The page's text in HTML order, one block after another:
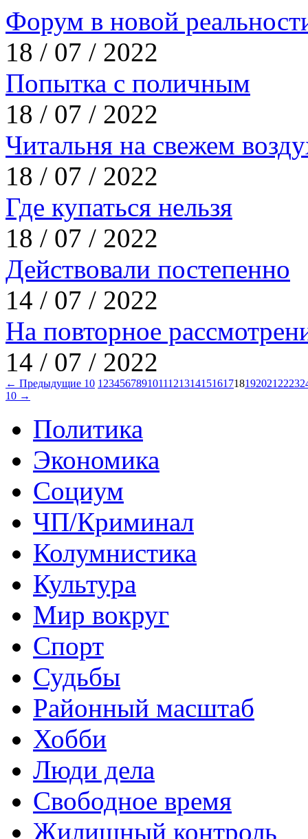
Форум в новой
18 / 07 / 2022
Попытка с поличным
18 / 07 / 2022
Читальня на свежем
18 / 07 / 2022
Где купаться нельзя
18 / 07 / 2022
Действовали постепенно
14 / 07 / 2022
На повторное
14 / 07 / 2022
← Предыдущие 10 1 23456789101112131415161718192021 2223
10 →
Политика
Экономика
Социум
ЧП/Криминал
Колумнистика
Культура
Мир вокруг
Спорт
Судьбы
Районный масштаб
Хобби
Люди дела
Свободное время
Жилищный контроль